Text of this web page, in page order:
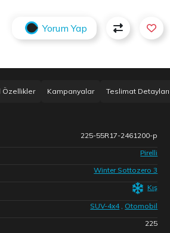
Yorum Yap
Özellikler Kampanyalar Teslimat Detayları
225-55R17-2461200-p
Pirelli
Winter Sottozero 3
Kış
SUV-4x4 , Otomobil
225